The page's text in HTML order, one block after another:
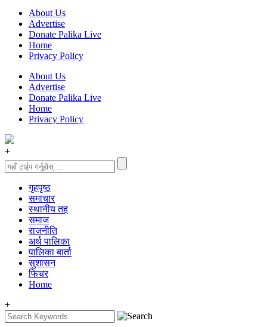
About Us
Advertise
Donate Palika Live
Home
Privacy Policy
About Us
Advertise
Donate Palika Live
Home
Privacy Policy
+
गृहपृष्‍ठ
समाचार
स्थानीय तह
समाज
राजनीति
अर्थ पालिका
पालिका बार्ता
सुशासन
फिचर
Home
+